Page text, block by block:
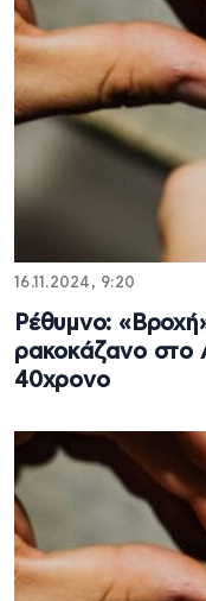
16.11.2024, 9:20
Ρέθυμνο:
ρακοκάζανο στο
40χρονο